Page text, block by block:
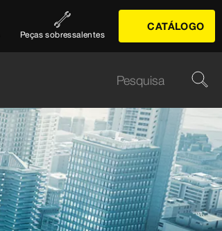
Peças sobressalentes
CATÁLOGO